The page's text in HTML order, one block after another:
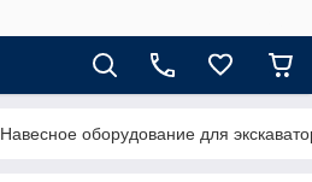
Навесное оборудование для